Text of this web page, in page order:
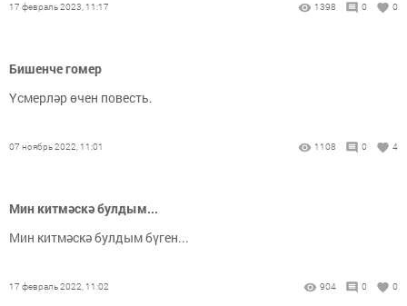
17 февраль 2023, 11:17 1398 0 0
Би­шен­че го­мер
Үсмерләр өчен повесть.
07 ноябрь 2022, 11:01 1108 0 4
Мин китмәскә булдым...
Мин китмәскә булдым бүген...
17 февраль 2022, 11:02 904 0 0